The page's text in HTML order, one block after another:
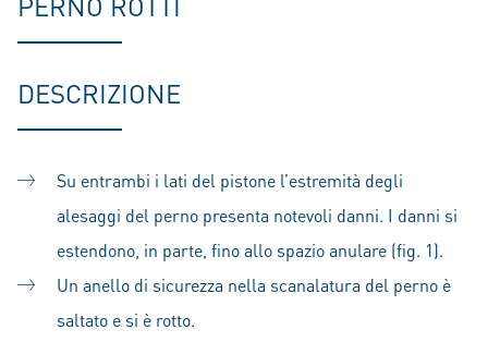
DESCRIZIONE
Su entrambi i lati del pistone l’estremità degli
alesaggi del perno presenta notevoli danni. I danni si
estendono, in parte, fino allo spazio anulare (fig. 1).
Un anello di sicurezza nella scanalatura del perno è
saltato e si è rotto.